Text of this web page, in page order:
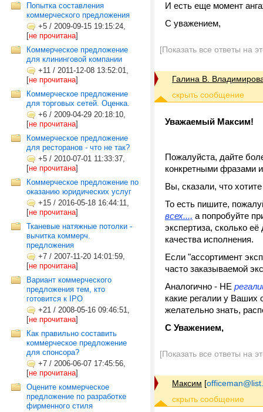
Попытка составления
коммерческого предложения
+5 / 2009-09-15 19:15:24,
[не прочитана]
Коммерческое предложение
для клининговой компании
+11 / 2011-12-08 13:52:01,
[не прочитана]
Коммерческое предложение
для торговых сетей. Оценка.
+6 / 2009-04-29 20:18:10,
[не прочитана]
Коммерческое предложение
для ресторанов - что не так?
+5 / 2010-07-01 11:33:37,
[не прочитана]
Коммерческое предложение по
оказанию юридических услуг
+15 / 2016-05-18 16:44:11,
[не прочитана]
Тканевые натяжные потолки -
вычитка коммерч.
предложения
+7 / 2007-11-20 14:01:59,
[не прочитана]
Вариант коммерческого
предложения тем, кто
готовится к IPO
+21 / 2008-05-16 09:46:51,
[не прочитана]
Как правильно составить
коммерческое предложение
для спонсора?
+7 / 2006-06-07 17:45:56,
[не прочитана]
Оцените коммерческое
предложение по разработке
фирменного стиля
И есть еще момент
С уважением,
[Показать все ответы на
Галина В.
Уважаемый Максим!
Пожалуйста, дайте
конкретными фразами
Вы, сказали, что
То есть пишите,
всех..., а попробуйте
экспертиза, сколько
качества исполнения.
Если "ассортимент
часто заказываемой
Аналогично - НЕ
какие регалии у
желательно знать,
С Уважением,
[Показать все ответы на
Максим [